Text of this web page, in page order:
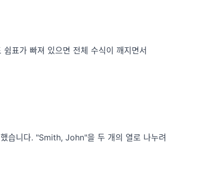
표가 빠져 있으면 전체 수식이 깨지면서
습니다. "Smith, John"을 두 개의 열로 나누려